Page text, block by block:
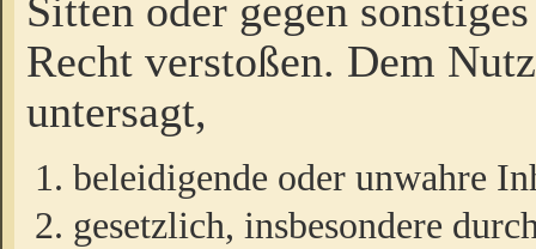
Sitten oder gegen
Recht verstoßen. Dem
untersagt,
beleidigende oder unwahre
gesetzlich, insbesondere